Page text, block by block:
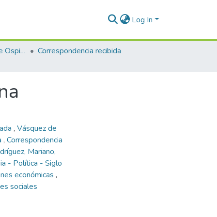
Log In
Enriqueta Vásquez de Ospina
Correspondencia recibida
, Vásquez de
, Correspondencia
Mariano,
- Política - Siglo
económicas ,
sociales